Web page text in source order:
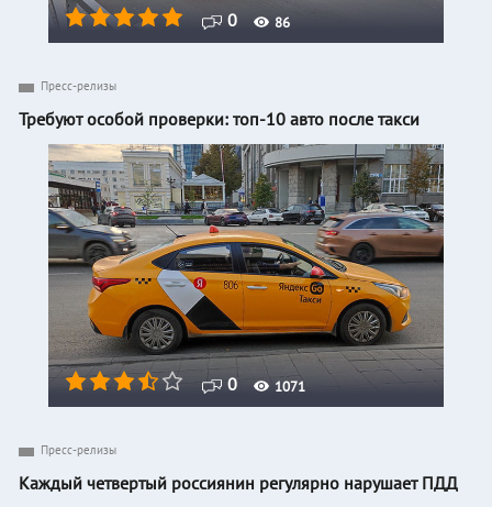
0 86
0 1071
Пресс-релизы
Требуют особой проверки: топ-10 авто после такси
Пресс-релизы
Каждый четвертый россиянин регулярно нарушает ПДД